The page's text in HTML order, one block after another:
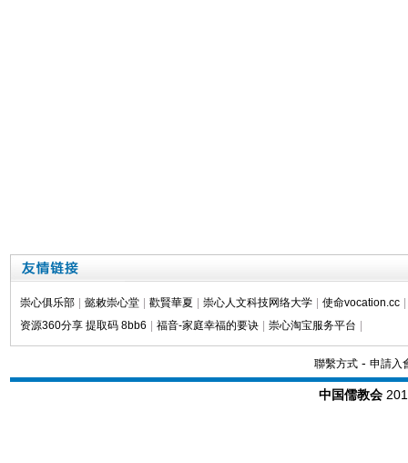
崇心俱乐部 懿敕崇心堂 歡賢華夏 崇心人文科技网络大学 使命vocation.cc
资源360分享 提取码 8bb6
福音-家庭幸福的要诀 崇心淘宝服务平台
聯繫方式- 申請入
中国儒教会